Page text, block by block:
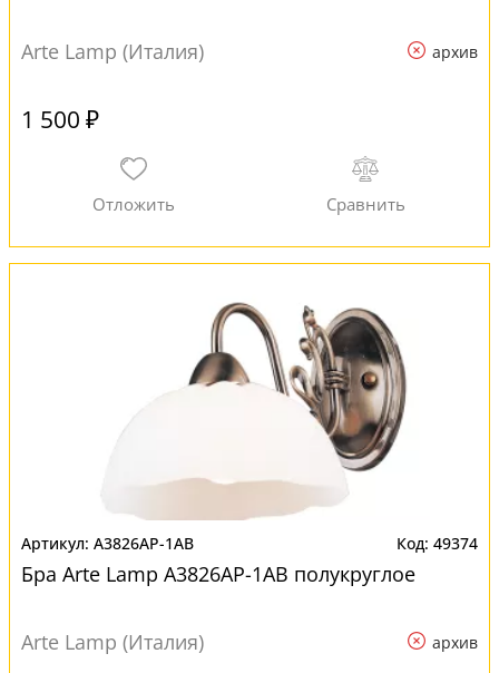
Arte Lamp (Италия) архив
1 500 ₽
A3826AP-1AB 49374
Бра Arte Lamp A3826AP-1AB полукруглое
Arte Lamp (Италия) архив